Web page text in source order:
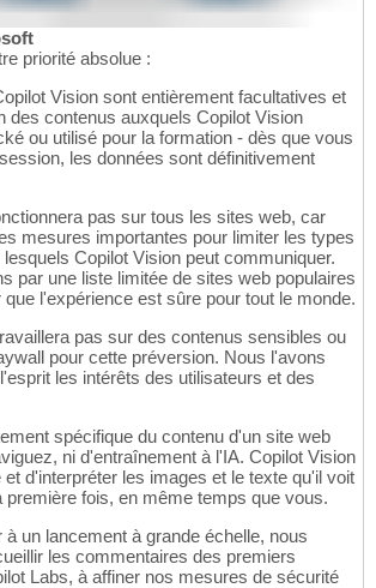
priorité absolue :
Vision sont entièrement facultatives et
des contenus auxquels Copilot Vision
ou utilisé pour la formation - dès que vous
les données sont définitivement
pas sur tous les sites web, car
mesures importantes pour limiter les types
Copilot Vision peut communiquer.
par une liste limitée de sites web populaires
l'expérience est sûre pour tout le monde.
pas sur des contenus sensibles ou
pour cette préversion. Nous l'avons
les intérêts des utilisateurs et des
spécifique du contenu d'un site web
ni d'entraînement à l'IA. Copilot Vision
d'interpréter les images et le texte qu'il voit
première fois, en même temps que vous.
un lancement à grande échelle, nous
les commentaires des premiers
Labs, à affiner nos mesures de sécurité